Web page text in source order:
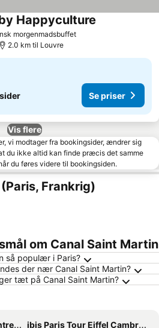
morgenmadsbuffetSe priser
Happyculture
2.0 km til Louvre
Se priser
Vis flere
vi modtager fra bookingsider, ændrer sig
du ikke altid kan finde præcis det samme
du føres videre til bookingsiden.
Frankrig)
om Canal Saint Martin
så populær i Paris?
der nær Canal Saint Martin?
tæt på Canal Saint Martin?
ibis Paris Tour Eiffel Cambronne 15ème